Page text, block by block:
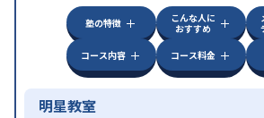
塾の特徴
こんな人に
おすすめ
コース内容
コース料金
明星教室